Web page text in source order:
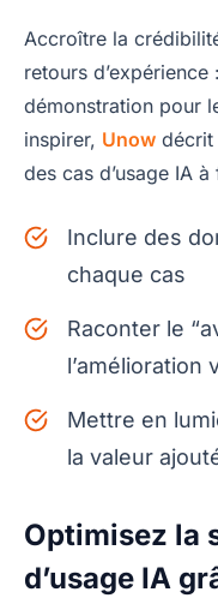
Accroître la
retours
démonstration pour
inspirer, Unow décrit
des cas d’usage IA
Inclure des
chaque cas
Raconter le
l’amélioration
Mettre en
la valeur
Optimisez la
d’usage IA